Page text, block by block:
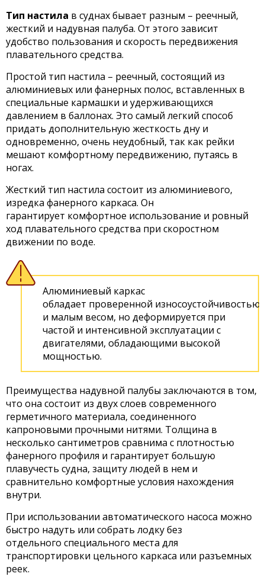
Тип настила в суднах бывает разным – реечный,
жесткий и надувная палуба. От этого зависит
удобство пользования и скорость передвижения
плавательного средства.
Простой тип настила – реечный, состоящий из
алюминиевых или фанерных полос, вставленных в
специальные кармашки и удерживающихся
давлением в баллонах. Это самый легкий способ
придать дополнительную жесткость дну и
одновременно, очень неудобный, так как рейки
мешают комфортному передвижению, путаясь в
ногах.
Жесткий тип настила состоит из алюминиевого,
изредка фанерного каркаса. Он
гарантирует комфортное использование и ровный
ход плавательного средства при скоростном
движении по воде.
Алюминиевый каркас
обладает проверенной износоустойчивостью
и малым весом, но деформируется при
частой и интенсивной эксплуатации с
двигателями, обладающими высокой
мощностью.
Преимущества надувной палубы заключаются в том,
что она состоит из двух слоев современного
герметичного материала, соединенного
капроновыми прочными нитями. Толщина в
несколько сантиметров сравнима с плотностью
фанерного профиля и гарантирует большую
плавучесть судна, защиту людей в нем и
сравнительно комфортные условия нахождения
внутри.
При использовании автоматического насоса можно
быстро надуть или собрать лодку без
отдельного специального места для
транспортировки цельного каркаса или разъемных
реек.